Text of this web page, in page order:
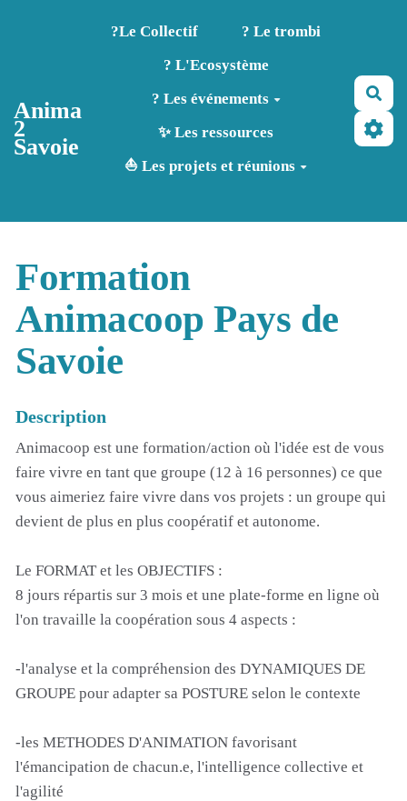
Aller au contenu principal
Anima
2
Savoie
?️Le Collectif
? Le trombi
? L'Ecosystème
? Les événements
✨ Les ressources
⛵ Les projets et réunions
Formation
Animacoop Pays de
Savoie
Description
Animacoop est une formation/action où l'idée est de vous
faire vivre en tant que groupe (12 à 16 personnes) ce que
vous aimeriez faire vivre dans vos projets : un groupe qui
devient de plus en plus coopératif et autonome.
Le FORMAT et les OBJECTIFS :
8 jours répartis sur 3 mois et une plate-forme en ligne où
l'on travaille la coopération sous 4 aspects :
-l'analyse et la compréhension des DYNAMIQUES DE
GROUPE pour adapter sa POSTURE selon le contexte
-les METHODES D'ANIMATION favorisant
l'émancipation de chacun.e, l'intelligence collective et
l'agilité